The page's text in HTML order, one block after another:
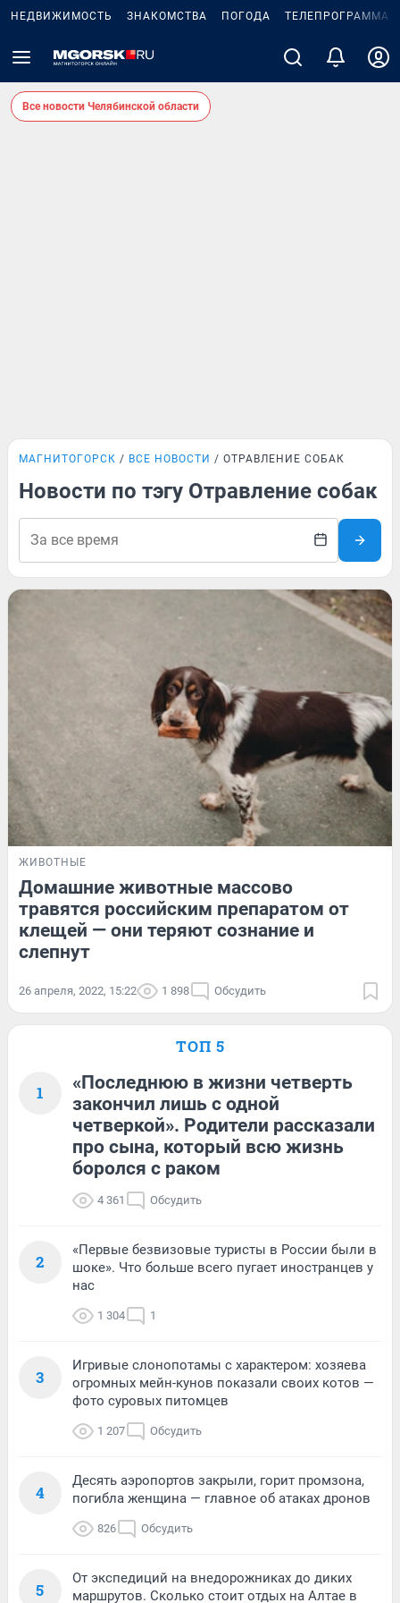
НЕДВИЖИМОСТЬ ЗНАКОМСТВА ПОГОДА ТЕЛЕПРОГРАММА
Все новости Челябинской области
МАГНИТОГОРСК ВСЕ НОВОСТИ ОТРАВЛЕНИЕ СОБАК
Новости по тэгу Отравление собак
ЖИВОТНЫЕ
Домашние животные массово
травятся российским препаратом от
клещей — они теряют сознание и
слепнут
26 апреля, 2022, 15:22 1 898 Обсудить
ТОП 5
1
«Последнюю в жизни четверть
закончил лишь с одной
четверкой». Родители рассказали
про сына, который всю жизнь
боролся с раком
4 361 Обсудить
2
«Первые безвизовые туристы в России были в
шоке». Что больше всего пугает иностранцев у
нас
1 304 1
3
Игривые слонопотамы с характером: хозяева
огромных мейн-кунов показали своих котов —
фото суровых питомцев
1 207 Обсудить
4
Десять аэропортов закрыли, горит промзона,
погибла женщина — главное об атаках дронов
826 Обсудить
5
От экспедиций на внедорожниках до диких
маршрутов. Сколько стоит отдых на Алтае в